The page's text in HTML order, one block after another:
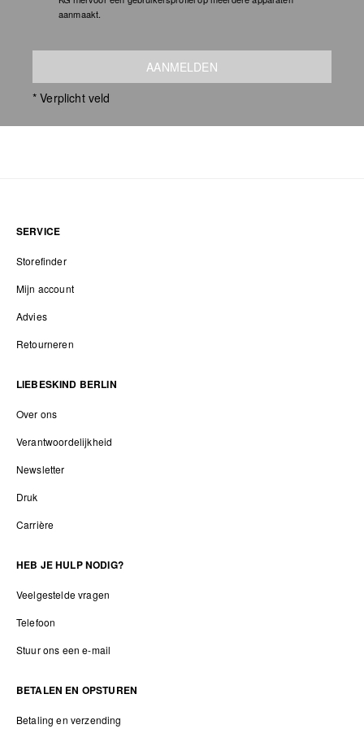
aanmaakt.
AANMELDEN
* Verplicht veld
SERVICE
Storefinder
Mijn account
Advies
Retourneren
LIEBESKIND BERLIN
Over ons
Verantwoordelijkheid
Newsletter
Druk
Carrière
HEB JE HULP NODIG?
Veelgestelde vragen
Telefoon
Stuur ons een e-mail
BETALEN EN OPSTUREN
Betaling en verzending